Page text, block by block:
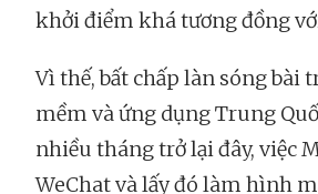
khởi điểm khá tương đồng
Vì thế, bất chấp làn sóng bài
mềm và ứng dụng Trung
nhiều tháng trở lại đây, việc
WeChat và lấy đó làm hình